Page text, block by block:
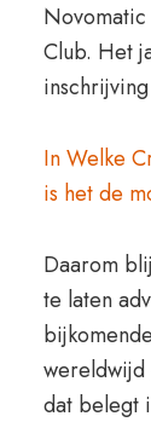
Novomatic
Club. Het
In Welke
is het de
Daarom
te laten
dat belegt